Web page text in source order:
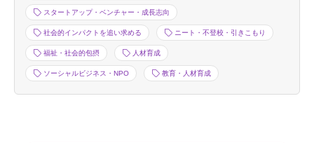
スタートアップ・ベンチャー・成長志向
社会的インパクトを追い求める ニート・不登校・引きこもり
福祉・社会的包摂 人材育成
ソーシャルビジネス・NPO 教育・人材育成